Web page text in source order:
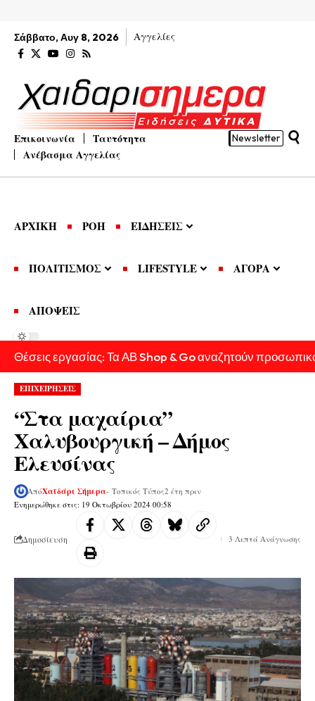
Σάββατο, Αυγ 8, 2026 Αγγελίες
Επικοινωνία
Ταυτότητα
Ανέβασμα Αγγελίας
Newsletter
ΑΡΧΙΚΗ ΡΟΗ ΕΙΔΗΣΕΙΣ
ΠΟΛΙΤΙΣΜΟΣ LIFESTYLE ΑΓΟΡΑ
ΑΠΟΨΕΙΣ
Θέσεις εργασίας: Τα ΑΒ Shop & Go αναζητούν
ΕΠΙΧΕΙΡΗΣΕΙΣ
“Στα μαχαίρια”
Χαλυβουργική – Δήμος
Ελευσίνας
Ενημερώθηκε στις: 19 Οκτωβρίου 2024 00:58
ΑπόΧαϊδάρι Σήμερα- Τοπικός Τύπος2 έτη πριν
Δημοσίευση 3 Λεπτά Ανάγνωσης